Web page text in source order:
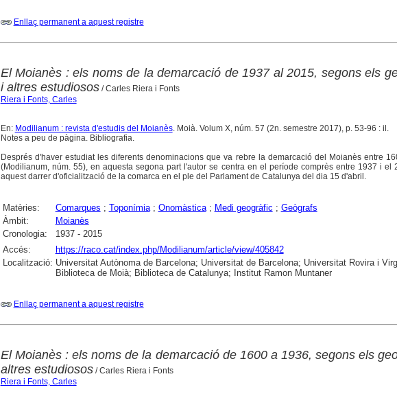
Enllaç permanent a aquest registre
El Moianès : els noms de la demarcació de 1937 al 2015, segons els
i altres estudiosos/ Carles Riera i Fonts
Riera i Fonts, Carles
En: Modilianum : revista d'estudis del Moianès. Moià. Volum X, núm. 57 (2n. semestre 2017), p. 53-96 : il.
Notes a peu de pàgina. Bibliografia.
Després d'haver estudiat les diferents denominacions que va rebre la demarcació del Moianès entre
(Modilianum, núm. 55), en aquesta segona part l'autor se centra en el període comprès entre 1937 i el
aquest darrer d'oficialització de la comarca en el ple del Parlament de Catalunya del dia 15 d'abril.
Matèries: Comarques ; Toponímia; Onomàstica; Medi geogràfic ; Geògrafs
Àmbit:
Moianès
Cronologia:
1937 - 2015
Accés:
https://raco.cat/index.php/Modilianum/article/view/405842
Localització: Universitat Autònoma de Barcelona; Universitat de Barcelona; Universitat Rovira i
Biblioteca de Moià; Biblioteca de Catalunya; Institut Ramon Muntaner
Enllaç permanent a aquest registre
El Moianès : els noms de la demarcació de 1600 a 1936, segons els
altres estudiosos/ Carles Riera i Fonts
Riera i Fonts, Carles